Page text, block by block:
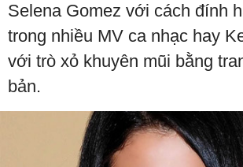
Selena Gomez với cách đính
trong nhiều MV ca nhạc hay
với trò xỏ khuyên mũi bằng
bản.